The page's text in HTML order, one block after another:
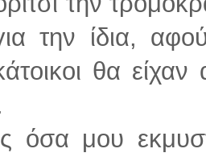
την ίδια,
θα
όσα μου